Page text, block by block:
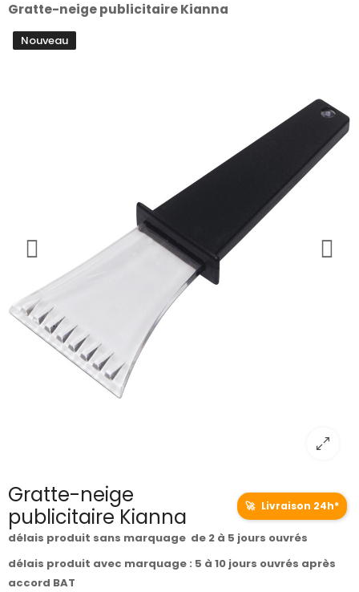
Gratte-neige publicitaire Kianna
Nouveau
Gratte-neige
publicitaire Kianna
🚀 Livraison 24h*
délais produit sans marquage de 2 à 5 jours ouvrés
délais produit avec marquage : 5 à 10 jours ouvrés après
accord BAT